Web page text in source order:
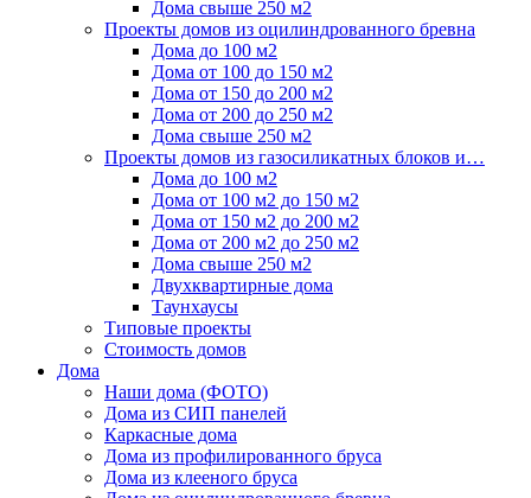
Дома свыше 250 м2
Проекты домов из оцилиндрованного бревна
Дома до 100 м2
Дома от 100 до 150 м2
Дома от 150 до 200 м2
Дома от 200 до 250 м2
Дома свыше 250 м2
Проекты домов из газосиликатных блоков и…
Дома до 100 м2
Дома от 100 м2 до 150 м2
Дома от 150 м2 до 200 м2
Дома от 200 м2 до 250 м2
Дома свыше 250 м2
Двухквартирные дома
Таунхаусы
Типовые проекты
Стоимость домов
Дома
Наши дома (ФОТО)
Дома из СИП панелей
Каркасные дома
Дома из профилированного бруса
Дома из клееного бруса